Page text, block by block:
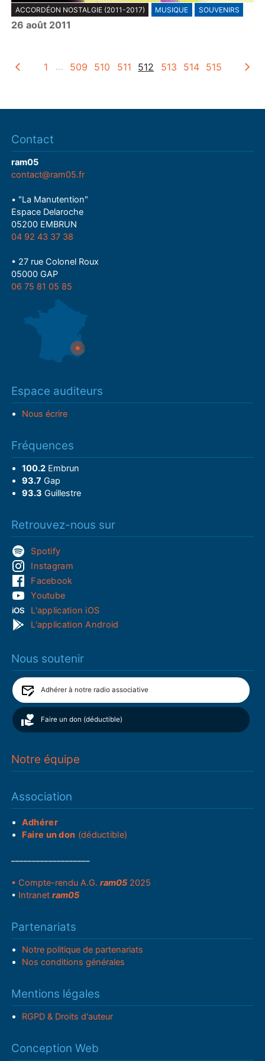
l
a
ACCORDÉON NOSTALGIE (2011-2017) MUSIQUE SOUVENIRS
26 août 2011
1 … 509 510 511 512 513 514 515
Contact
ram05
contact@ram05.fr
• "La Manutention"
Espace Delaroche
05200 EMBRUN
04 92 43 37 38
• 27 rue Colonel Roux
05000 GAP
06 75 81 05 85
Espace auditeurs
Nous écrire
Fréquences
100.2Embrun
93.7 Gap
93.3 Guillestre
Retrouvez-nous sur
Spotify
Instagram
Facebook
Youtube
L'application iOS
L'application Android
Nous soutenir
Adhérer à notre radio associative
Faire un don (déductible)
Notre équipe
Association
Adhérer
Faire un don (déductible)
• Compte-rendu A.G.ram05 2025
• Intranetram05
Partenariats
Notre politique de partenariats
Nos conditions générales
Mentions légales
RGPD & Droits d'auteur
Conception Web